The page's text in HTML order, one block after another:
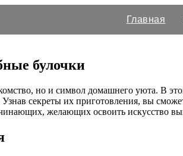
Главная
булочки
но и символ домашнего уюта. В
Узнав секреты их приготовления, вы
желающих освоить искусство